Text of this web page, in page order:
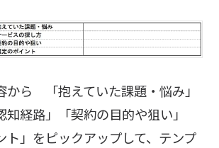
から 「抱えていた課題・悩み」
知経路」「契約の目的や狙い」
ト」をピックアップして、テンプ